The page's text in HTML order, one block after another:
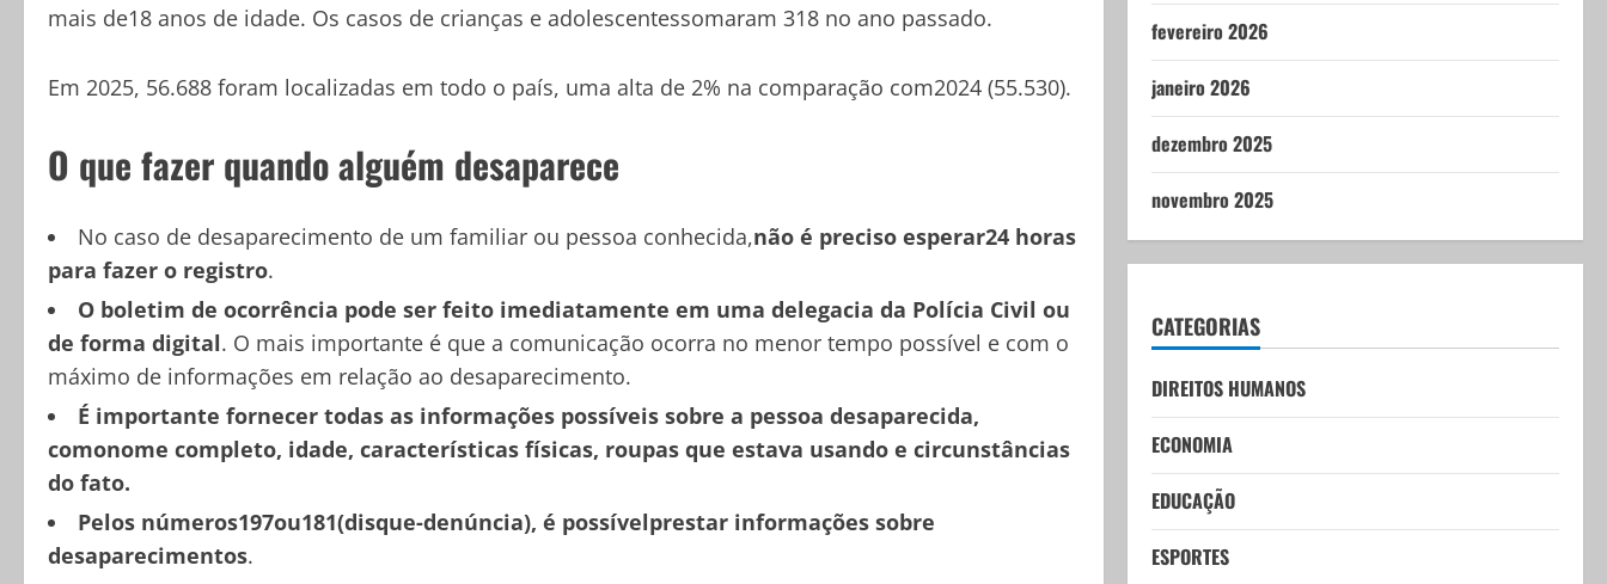
mais de18 anos de idade. Os casos de crianças e adolescentessomaram 318 no ano passado.
Em 2025, 56.688 foram localizadas em todo o país, uma alta de 2% na comparação com2024 (55.530).
O que fazer quando alguém desaparece
No caso de desaparecimento de um familiar ou pessoa conhecida,não é preciso esperar24 horas
para fazer o registro.
O boletim de ocorrência pode ser feito imediatamente em uma delegacia da Polícia Civil ou
de forma digital. O mais importante é que a comunicação ocorra no menor tempo possível e com o
máximo de informações em relação ao desaparecimento.
É importante fornecer todas as informações possíveis sobre a pessoa desaparecida,
comonome completo, idade, características físicas, roupas que estava usando e circunstâncias
do fato.
Pelos números197ou181(disque-denúncia), é possívelprestar informações sobre
desaparecimentos.
fevereiro 2026
janeiro 2026
dezembro 2025
novembro 2025
CATEGORIAS
DIREITOS HUMANOS
ECONOMIA
EDUCAÇÃO
ESPORTES